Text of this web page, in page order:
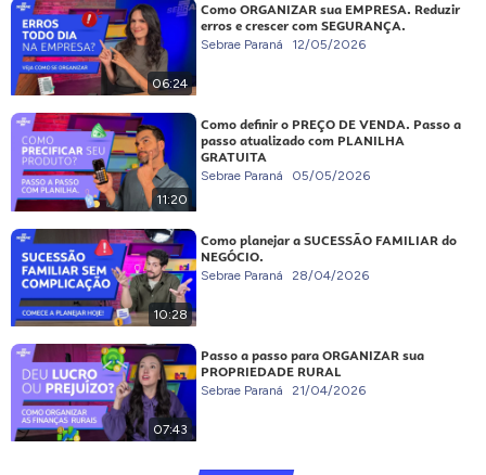
06:24
Como ORGANIZAR sua EMPRESA. Reduzir
erros e crescer com SEGURANÇA.
Sebrae Paraná 12/05/2026
11:20
Como definir o PREÇO DE VENDA. Passo a
passo atualizado com PLANILHA
GRATUITA
Sebrae Paraná 05/05/2026
10:28
Como planejar a SUCESSÃO FAMILIAR do
NEGÓCIO.
Sebrae Paraná 28/04/2026
07:43
Passo a passo para ORGANIZAR sua
PROPRIEDADE RURAL
Sebrae Paraná 21/04/2026